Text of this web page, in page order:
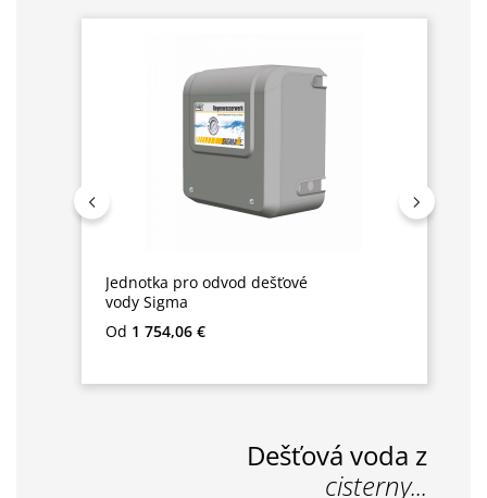
Přeskočit galerii produktů
Jednotka pro odvod dešťové
vody Sigma
Běžná cena:
Od 1 754,06 €
Dešťová voda z
cisterny...